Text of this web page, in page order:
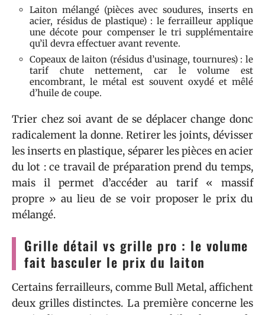
Laiton mélangé (pièces avec soudures, inserts en
acier, résidus de plastique) : le ferrailleur applique
une décote pour compenser le tri supplémentaire
qu’il devra effectuer avant revente.
Copeaux de laiton (résidus d’usinage, tournures) : le
tarif chute nettement, car le volume est
encombrant, le métal est souvent oxydé et mêlé
d’huile de coupe.
Trier chez soi avant de se déplacer change donc
radicalement la donne. Retirer les joints, dévisser
les inserts en plastique, séparer les pièces en acier
du lot : ce travail de préparation prend du temps,
mais il permet d’accéder au tarif « massif
propre » au lieu de se voir proposer le prix du
mélangé.
Grille détail vs grille pro : le volume
fait basculer le prix du laiton
Certains ferrailleurs, comme Bull Metal, affichent
deux grilles distinctes. La première concerne les